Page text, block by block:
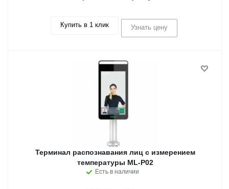
Купить в 1 клик Узнать цену
Терминал распознавания лиц с измерением
температуры ML-P02
Есть в наличии